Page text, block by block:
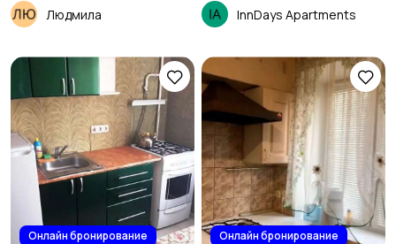
Людмила InnDays Apartments
Онлайн бронирование Онлайн бронирование